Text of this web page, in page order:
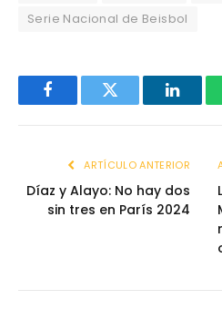
Serie Nacional de Beisbol
FacebookTwitter
ARTÍCULO ANTERIOR
Díaz y Alayo: No hay dos
sin tres en París 2024